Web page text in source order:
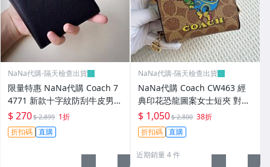
NaNa代購-隔天檢查出貨
限量特惠 NaNa代購 Coach 7
4771 新款十字紋防刮牛皮男士
皮夾 內置零錢袋 附購證
$ 270$ 2,899 1折
折扣碼 直購
NaNa代購-隔天檢查出貨
NaNa代購 Coach CW463 經
典印花恐龍圖案女士短夾 對折
錢包 手拿包 零錢包 零錢隔層
附購證
$ 1,050$ 2,800 38折
折扣碼 直購
近期銷量 4 件